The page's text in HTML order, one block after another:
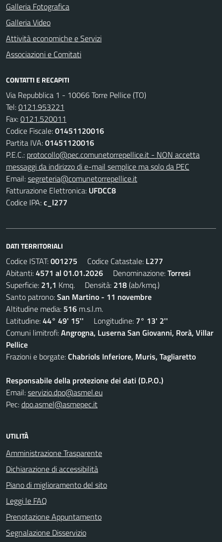
Galleria Fotografica
Galleria Video
Attività economiche e Servizi
Associazioni e Comitati
CONTATTI E RECAPITI
Via Repubblica 1 - 10066 Torre Pellice (TO)
Tel:0121.953221
Fax:0121.520011
Codice Fiscale:01451120016
Partita IVA:01451120016
P.E.C.: protocollo@pec.comunetorrepellice.it - NON accetta
messaggi da indirizzo di e-mail semplice ma solo da PEC
Email:segreteria@comunetorrepellice.it
Fatturazione Elettronica: UFDCC8
Codice IPA:c_l277
DATI TERRITORIALI
Codice ISTAT:001275 Codice Catastale: L277
Abitanti:4571 al 01.01.2026 Denominazione:Torresi
Superficie: 21,1 Kmq. Densità: 218(ab/kmq.)
Santo patrono:San Martino - 11 novembre
Altitudine media: 516 m.s.l.m.
Latitudine:44° 49' 15'' Longitudine: 7° 13' 2''
Comuni limitrofi:Angrogna, Luserna San Giovanni, Rorà, Villar
Pellice
Frazioni e borgate:Chabriols Inferiore, Muris, Tagliaretto
Responsabile della protezione dei dati (D.P.O.)
Email:servizio.dpo@asmel.eu
Pec:dpo.asmel@asmepec.it
UTILITÀ
Amministrazione Trasparente
Dichiarazione di accessibilità
Piano di miglioramento del sito
Leggi le FAQ
Prenotazione Appuntamento
Segnalazione Disservizio